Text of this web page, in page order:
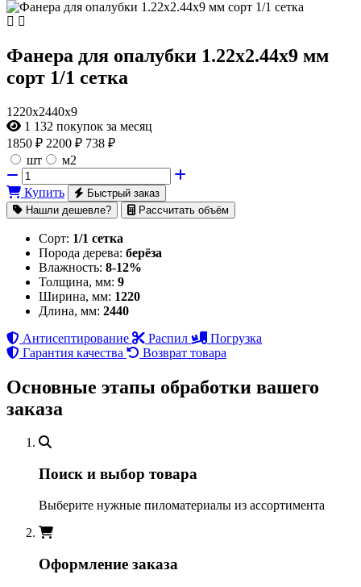
Фанера для опалубки 1.22х2.44х9 мм
сорт 1/1 сетка
1220х2440х9
1 132 покупок за месяц
1850 ₽ 2200 ₽ 738 ₽
шт
м2
Купить
Быстрый заказ
Нашли дешевле?
Рассчитать объём
Сорт: 1/1 сетка
Порода дерева: берёза
Влажность: 8-12%
Толщина, мм: 9
Ширина, мм: 1220
Длина, мм: 2440
Антисептирование
Распил
Погрузка
Гарантия качества
Возврат товара
Основные этапы обработки вашего
заказа
Поиск и выбор товара
Выберите нужные пиломатериалы из ассортимента
Оформление заказа